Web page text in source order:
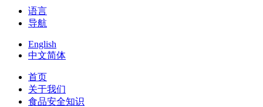
语言
导航
English
中文简体
首页
关于我们
食品安全知识